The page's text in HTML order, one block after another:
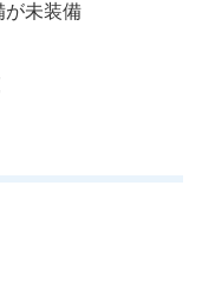
が未装備